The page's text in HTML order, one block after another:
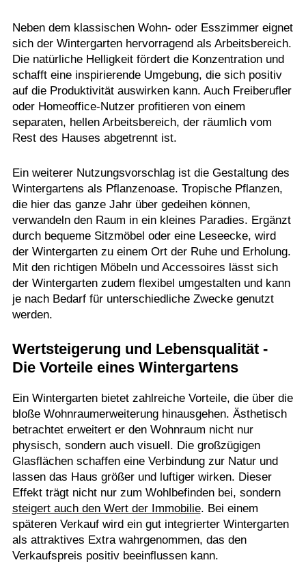
Neben dem klassischen Wohn- oder Esszimmer eignet
sich der Wintergarten hervorragend als Arbeitsbereich.
Die natürliche Helligkeit fördert die Konzentration und
schafft eine inspirierende Umgebung, die sich positiv
auf die Produktivität auswirken kann. Auch Freiberufler
oder Homeoffice-Nutzer profitieren von einem
separaten, hellen Arbeitsbereich, der räumlich vom
Rest des Hauses abgetrennt ist.
Ein weiterer Nutzungsvorschlag ist die Gestaltung des
Wintergartens als Pflanzenoase. Tropische Pflanzen,
die hier das ganze Jahr über gedeihen können,
verwandeln den Raum in ein kleines Paradies. Ergänzt
durch bequeme Sitzmöbel oder eine Leseecke, wird
der Wintergarten zu einem Ort der Ruhe und Erholung.
Mit den richtigen Möbeln und Accessoires lässt sich
der Wintergarten zudem flexibel umgestalten und kann
je nach Bedarf für unterschiedliche Zwecke genutzt
werden.
Wertsteigerung und Lebensqualität -
Die Vorteile eines Wintergartens
Ein Wintergarten bietet zahlreiche Vorteile, die über die
bloße Wohnraumerweiterung hinausgehen. Ästhetisch
betrachtet erweitert er den Wohnraum nicht nur
physisch, sondern auch visuell. Die großzügigen
Glasflächen schaffen eine Verbindung zur Natur und
lassen das Haus größer und luftiger wirken. Dieser
Effekt trägt nicht nur zum Wohlbefinden bei, sondern
steigert auch den Wert der Immobilie. Bei einem
späteren Verkauf wird ein gut integrierter Wintergarten
als attraktives Extra wahrgenommen, das den
Verkaufspreis positiv beeinflussen kann.